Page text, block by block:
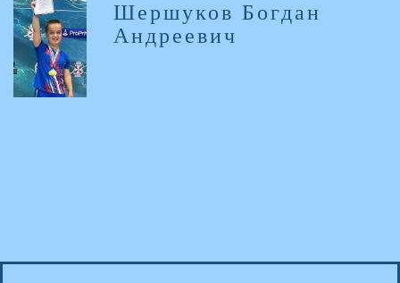
Шершуков Богдан
Андреевич